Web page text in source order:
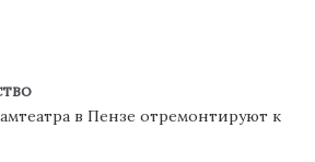
в Пензе отремонтируют к